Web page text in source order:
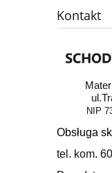
Kontakt
NIP
Obsługa
tel. kom.